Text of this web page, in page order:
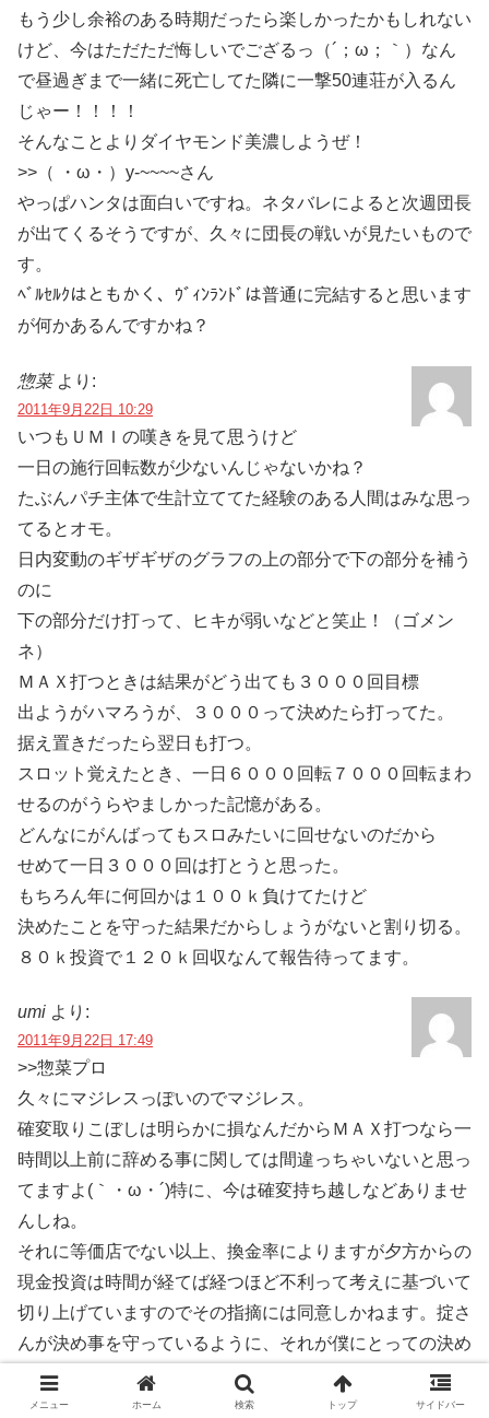
もう少し余裕のある時期だったら楽しかったかもしれない
けど、今はただただ悔しいでござるっ（´；ω；｀）なん
で昼過ぎまで一緒に死亡してた隣に一撃50連荘が入るん
じゃー！！！！
そんなことよりダイヤモンド美濃しようぜ！
>>（ ・ω・）y-~~~~さん
やっぱハンタは面白いですね。ネタバレによると次週団長
が出てくるそうですが、久々に団長の戦いが見たいもので
す。
ﾍﾞﾙｾﾙｸはともかく、ｳﾞｨﾝﾗﾝﾄﾞは普通に完結すると思います
が何かあるんですかね？
惣菜 より:
2011年9月22日 10:29
いつもＵＭＩの嘆きを見て思うけど
一日の施行回転数が少ないんじゃないかね？
たぶんパチ主体で生計立ててた経験のある人間はみな思っ
てるとオモ。
日内変動のギザギザのグラフの上の部分で下の部分を補う
のに
下の部分だけ打って、ヒキが弱いなどと笑止！（ゴメン
ネ）
ＭＡＸ打つときは結果がどう出ても３０００回目標
出ようがハマろうが、３０００って決めたら打ってた。
据え置きだったら翌日も打つ。
スロット覚えたとき、一日６０００回転７０００回転まわ
せるのがうらやましかった記憶がある。
どんなにがんばってもスロみたいに回せないのだから
せめて一日３０００回は打とうと思った。
もちろん年に何回かは１００ｋ負けてたけど
決めたことを守った結果だからしょうがないと割り切る。
８０ｋ投資で１２０ｋ回収なんて報告待ってます。
umi より:
2011年9月22日 17:49
>>惣菜プロ
久々にマジレスっぽいのでマジレス。
確変取りこぼしは明らかに損なんだからＭＡＸ打つなら一
時間以上前に辞める事に関しては間違っちゃいないと思っ
てますよ(｀・ω・´)特に、今は確変持ち越しなどありませ
んしね。
それに等価店でない以上、換金率によりますが夕方からの
現金投資は時間が経てば経つほど不利って考えに基づいて
切り上げていますのでその指摘には同意しかねます。掟さ
んが決め事を守っているように、それが僕にとっての決め
事なのです。
あと、嘆いてるのはトータル確率的な話ですので一日の試
メニュー ホーム 検索 トップ サイドバー